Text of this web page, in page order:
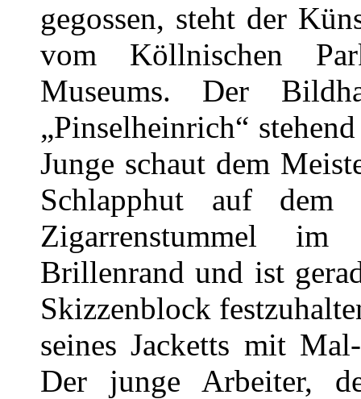
gegossen, steht der
vom Köllnischen
Museums. Der
„Pinselheinrich“
Junge schaut dem
Schlapphut auf dem
Zigarrenstummel
Brillenrand und ist
Skizzenblock
seines Jacketts mit
Der junge Arbeiter,